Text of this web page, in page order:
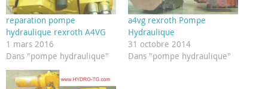
reparation pompe
hydraulique rexroth A4VG
1 mars 2016
Dans "pompe hydraulique"
a4vg rexroth Pompe
Hydraulique
31 octobre 2014
Dans "pompe hydraulique"